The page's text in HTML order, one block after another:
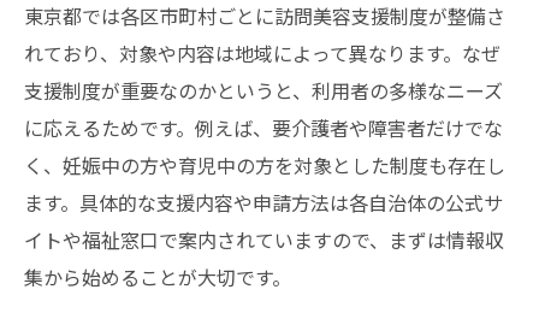
東京都では各区市町村ごとに訪問美容支援制度が整備さ
れており、対象や内容は地域によって異なります。なぜ
支援制度が重要なのかというと、利用者の多様なニーズ
に応えるためです。例えば、要介護者や障害者だけでな
く、妊娠中の方や育児中の方を対象とした制度も存在し
ます。具体的な支援内容や申請方法は各自治体の公式サ
イトや福祉窓口で案内されていますので、まずは情報収
集から始めることが大切です。